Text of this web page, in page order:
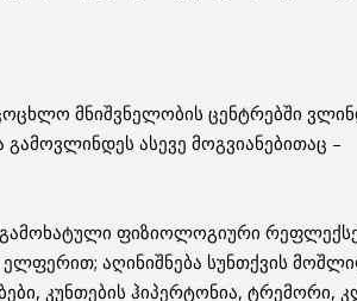
მნიშვნელობის ცენტრებში
ასევე მოგვიანებითაც –
გამოხატული ფიზიოლოგიური
ელფერით; აღინიშნება სუნთქვის
კუნთების ჰიპერტონია, ტრემორი,